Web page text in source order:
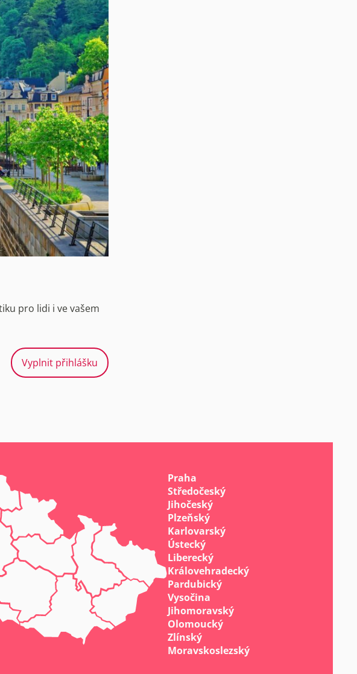
pro lidi i ve vašem
Vyplnit přihlášku
Praha
Středočeský
Jihočeský
Plzeňský
Karlovarský
Ústecký
Liberecký
Královehradecký
Pardubický
Vysočina
Jihomoravský
Olomoucký
Zlínský
Moravskoslezský